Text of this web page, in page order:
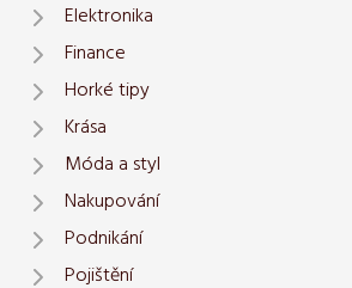
Elektronika
Finance
Horké tipy
Krása
Móda a styl
Nakupování
Podnikání
Pojištění